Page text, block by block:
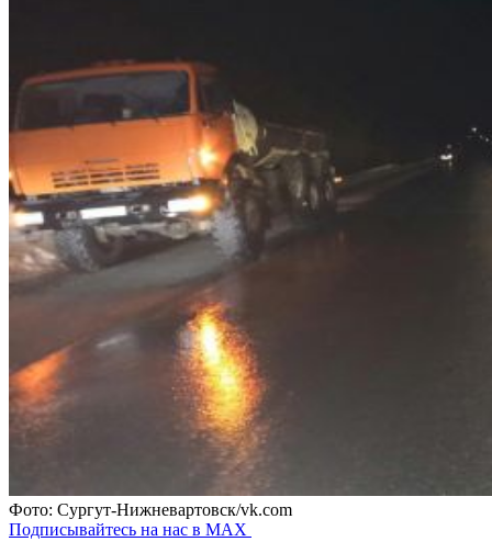
Фото: Сургут-Нижневартовск/vk.com
Подписывайтесь на нас в MAX